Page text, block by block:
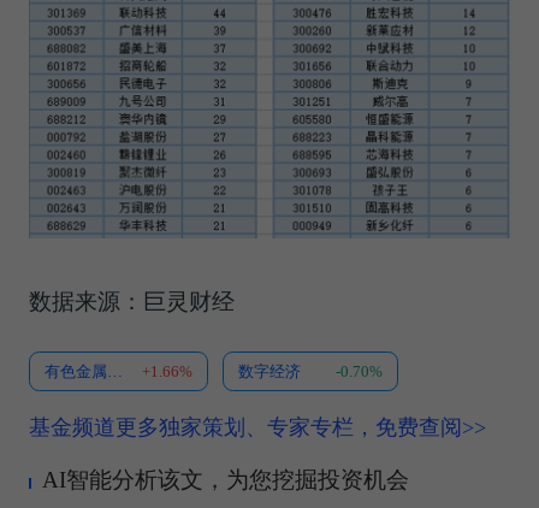
数据来源：巨灵财经
有色金属ETF南方 +1.66% 数字经济 -0.70%
基金频道更多独家策划、专家专栏，免费查阅>>
AI智能分析该文，为您挖掘投资机会